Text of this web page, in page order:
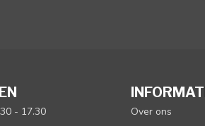
- 17.30
Over ons